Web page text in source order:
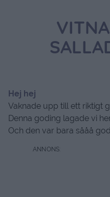
Hej hej
Vaknade upp till ett riktigt
Denna goding lagade vi
Och den var bara sååå